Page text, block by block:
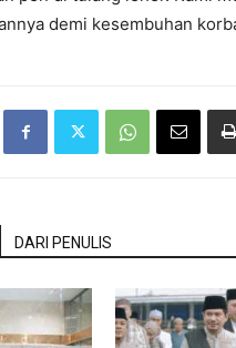
demi kesembuhan
DARI PENULIS